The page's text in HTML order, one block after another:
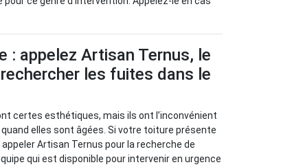
: appelez Artisan Ternus, le
les fuites dans le
certes esthétiques, mais ils ont l’inconvénient
elles sont âgées. Si votre toiture présente
Artisan Ternus pour la recherche de
qui est disponible pour intervenir en urgence